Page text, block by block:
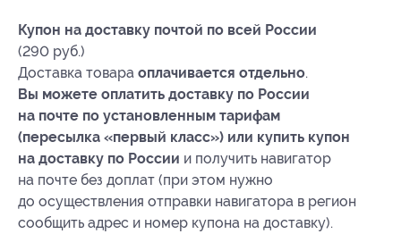
Купон на доставку почтой по всей России
(290 руб.)
Доставка товара оплачивается отдельно.
Вы можете оплатить доставку по России
на почте по установленным тарифам
(пересылка «первый класс») или купить купон
на доставку по России и получить навигатор
на почте без доплат (при этом нужно
до осуществления отправки навигатора в регион
сообщить адрес и номер купона на доставку).